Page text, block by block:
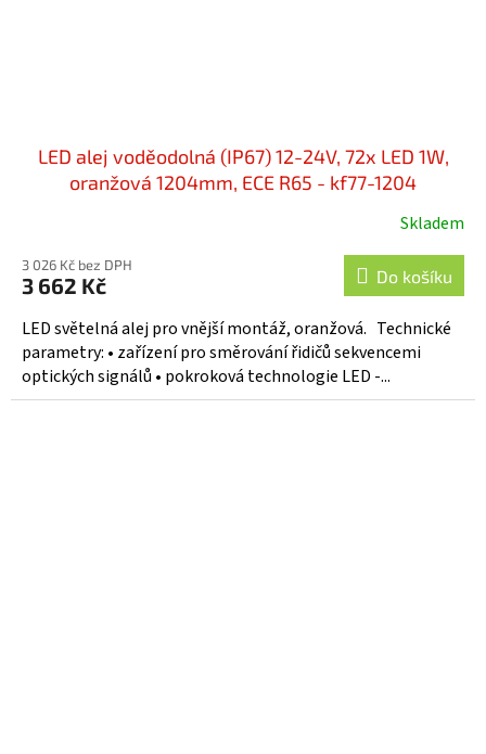
LED alej voděodolná (IP67) 12-24V, 72x LED 1W,
oranžová 1204mm, ECE R65 - kf77-1204
Skladem
3 026 Kč bez DPH
3 662 Kč Do košíku
LED světelná alej pro vnější montáž, oranžová. Technické
parametry: • zařízení pro směrování řidičů sekvencemi
optických signálů • pokroková technologie LED -...